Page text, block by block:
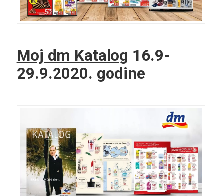
Moj dm Katalog 16.9-
29.9.2020. godine